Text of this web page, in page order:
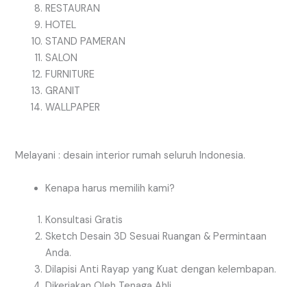
RESTAURAN
HOTEL
STAND PAMERAN
SALON
FURNITURE
GRANIT
WALLPAPER
Melayani : desain interior rumah seluruh Indonesia.
Kenapa harus memilih kami?
Konsultasi Gratis
Sketch Desain 3D Sesuai Ruangan & Permintaan
Anda.
Dilapisi Anti Rayap yang Kuat dengan kelembapan.